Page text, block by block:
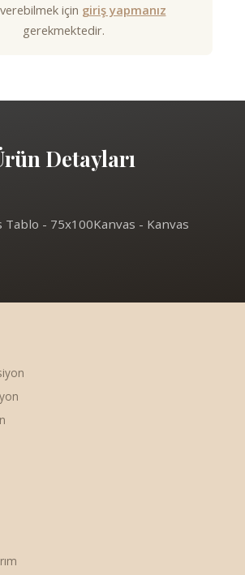
için giriş yapmanız
gerekmektedir.
Detayları
Tablo - 75x100Kanvas - Kanvas